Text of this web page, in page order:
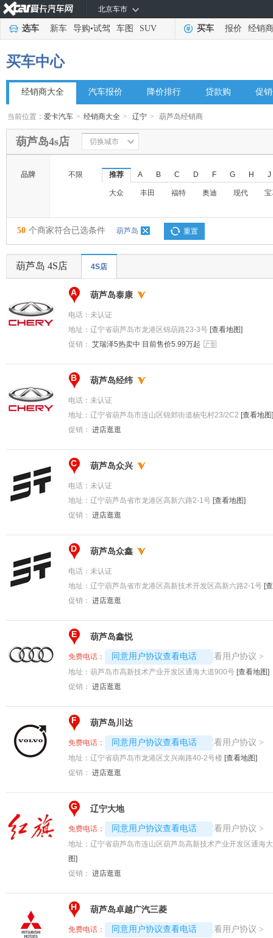
北京车市
选车 新车 导购•试驾 车图 SUV 买车 报价 经销商
买车中心
经销商大全 汽车报价 降价排行 贷款购 促
当前位置：爱卡汽车 > 经销商大全 > 辽宁 > 葫芦岛经销商
葫芦岛4s店 切换城市
品牌 不限 推荐 A B C D F G H J
大众 丰田 福特 奥迪 现代
50 个商家符合已选条件 葫芦岛 重置
葫芦岛 4S店 4S店
A 葫芦岛泰康
电话： 未认证
地址： 辽宁省葫芦岛市龙港区锦葫路23-3号 [查看地图]
促销： 艾瑞泽5热卖中 目前售价5.99万起
B 葫芦岛经纬
电话： 未认证
地址： 辽宁省葫芦岛市连山区锦郊街道杨屯村23/2C2 [查看地图]
促销： 进店逛逛
C 葫芦岛众兴
电话： 未认证
地址： 辽宁葫芦岛省市龙港区高新六路2-1号 [查看地图]
促销： 进店逛逛
D 葫芦岛众鑫
电话： 未认证
地址： 辽宁葫芦岛省市龙港区高新技术开发区高新六路2-1号 [
促销： 进店逛逛
E 葫芦岛鑫悦
免费电话： 同意用户协议查看电话
4008194313-2614 查看用户协议 >
地址： 葫芦岛市高新技术产业开发区通海大道900号 [查看地图]
促销： 进店逛逛
F 葫芦岛川达
免费电话： 同意用户协议查看电话
4008194313-4852 查看用户协议 >
地址： 辽宁省葫芦岛市龙港区文兴南路40-2号楼 [查看地图]
促销： 进店逛逛
G 辽宁大地
免费电话： 同意用户协议查看电话
4008194313-5172 查看用户协议 >
地址： 辽宁省葫芦岛市连山区葫芦岛高新技术产业开发区通海
图]
促销： 进店逛逛
H 葫芦岛卓越广汽三菱
免费电话： 同意用户协议查看电话
4008194313-4450 查看用户协议 >